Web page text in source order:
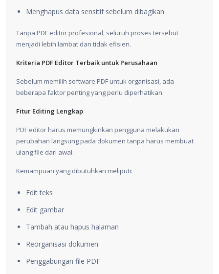
Menghapus data sensitif sebelum dibagikan
Tanpa PDF editor profesional, seluruh proses tersebut
menjadi lebih lambat dan tidak efisien.
Kriteria PDF Editor Terbaik untuk Perusahaan
Sebelum memilih software PDF untuk organisasi, ada
beberapa faktor penting yang perlu diperhatikan.
Fitur Editing Lengkap
PDF editor harus memungkinkan pengguna melakukan
perubahan langsung pada dokumen tanpa harus membuat
ulang file dari awal.
Kemampuan yang dibutuhkan meliputi:
Edit teks
Edit gambar
Tambah atau hapus halaman
Reorganisasi dokumen
Penggabungan file PDF